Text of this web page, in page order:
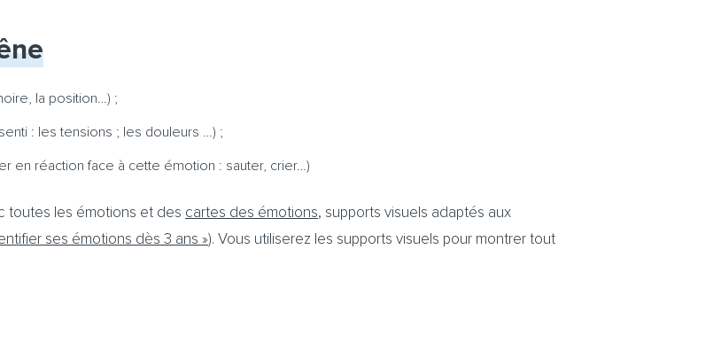
la position…) ;
: les tensions ; les douleurs …) ;
en réaction face à cette émotion : sauter, crier…)
toutes les émotions et des cartes des émotions, supports visuels adaptés aux
ses émotions dès 3 ans »). Vous utiliserez les supports visuels pour montrer tout